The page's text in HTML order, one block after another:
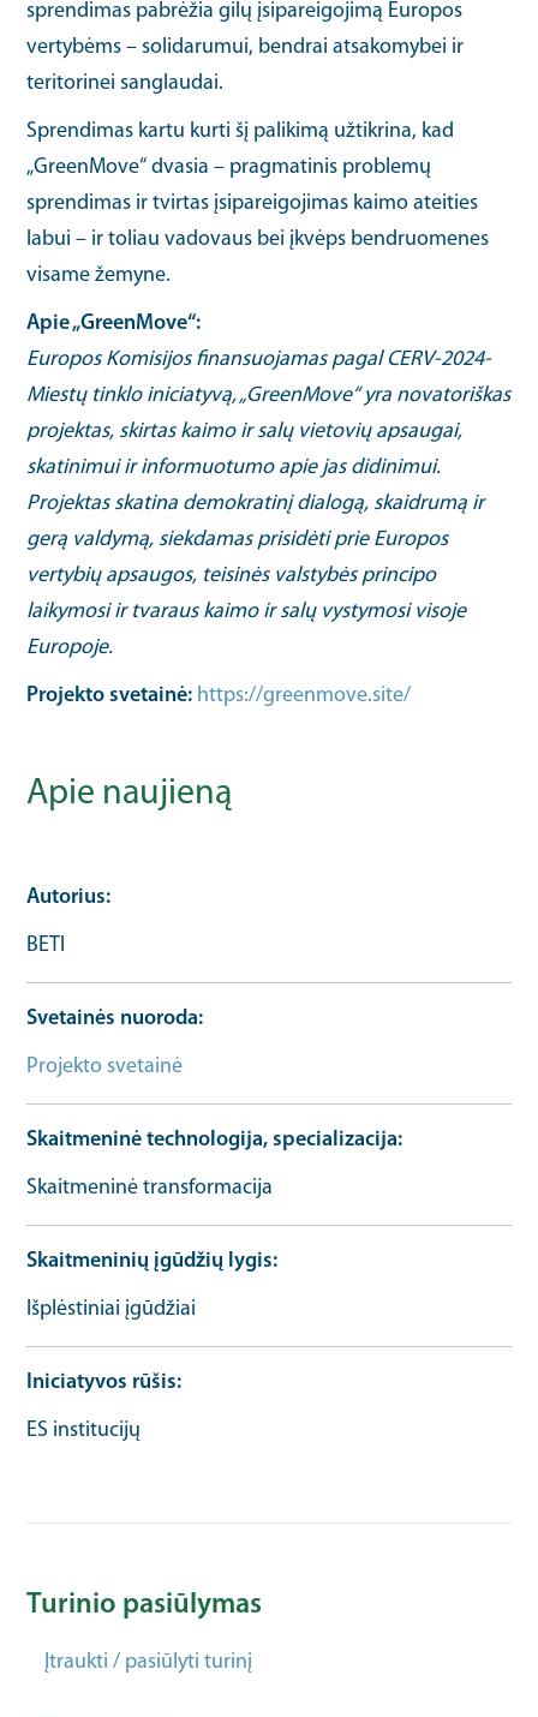
sprendimas pabrėžia gilų įsipareigojimą Europos
vertybėms – solidarumui, bendrai atsakomybei ir
teritorinei sanglaudai.
Sprendimas kartu kurti šį palikimą užtikrina, kad
„GreenMove“ dvasia – pragmatinis problemų
sprendimas ir tvirtas įsipareigojimas kaimo ateities
labui – ir toliau vadovaus bei įkvėps bendruomenes
visame žemyne.
Apie „GreenMove“:
Europos Komisijos finansuojamas pagal CERV-2024-
Miestų tinklo iniciatyvą, „GreenMove“ yra novatoriškas
projektas, skirtas kaimo ir salų vietovių apsaugai,
skatinimui ir informuotumo apie jas didinimui.
Projektas skatina demokratinį dialogą, skaidrumą ir
gerą valdymą, siekdamas prisidėti prie Europos
vertybių apsaugos, teisinės valstybės principo
laikymosi ir tvaraus kaimo ir salų vystymosi visoje
Europoje.
Projekto svetainė: https://greenmove.site/
Apie naujieną
Autorius
BETI
Svetainės nuoroda
Projekto svetainė
Skaitmeninė technologija, specializacija
Skaitmeninė transformacija
Skaitmeninių įgūdžių lygis
Išplėstiniai įgūdžiai
Iniciatyvos rūšis
ES institucijų
Turinio pasiūlymas
Įtraukti / pasiūlyti turinį